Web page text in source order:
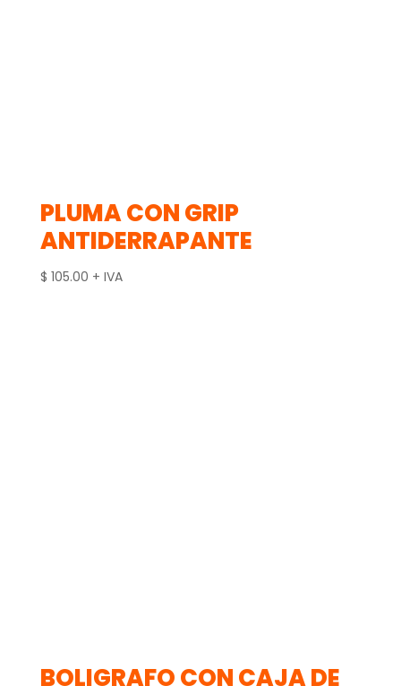
PLUMA CON GRIP
ANTIDERRAPANTE
$ 105.00 + IVA
BOLIGRAFO CON CAJA DE